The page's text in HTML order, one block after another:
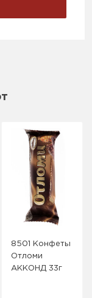
8501 Конфеты
Отломи
АККОНД 33г